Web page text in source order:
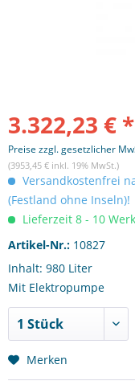
3.322,23 € *
Preise zzgl. gesetzlicher
(3953,45 € inkl. 19% MwSt.)
Versandkostenfrei
(Festland ohne Inseln)!
Lieferzeit 8 - 10
Artikel-Nr.: 10827
Inhalt: 980 Liter
Mit Elektropumpe
Merken